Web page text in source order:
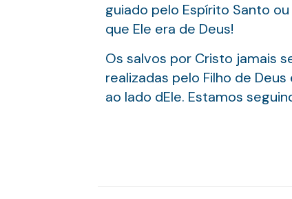
guiado pelo Espírito Santo
que Ele era de Deus!
Os salvos por Cristo jamais
realizadas pelo Filho de
ao lado dEle. Estamos